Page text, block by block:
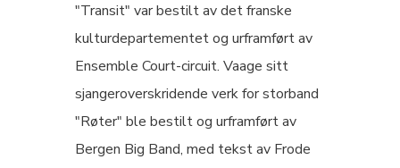
"Transit" var bestilt av det franske
kulturdepartementet og urframført av
Ensemble Court-circuit. Vaage sitt
sjangeroverskridende verk for storband
"Røter" ble bestilt og urframført av
Bergen Big Band, med tekst av Frode